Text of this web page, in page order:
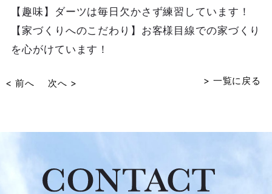
【趣味】ダーツは毎日欠かさず練習しています！
【家づくりへのこだわり】お客様目線での家づくり
を心がけています！
> 一覧に戻る
< 前へ 次へ >